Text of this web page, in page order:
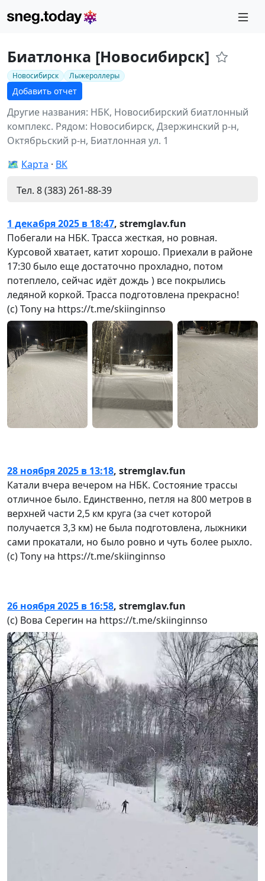
Биатлонка [Новосибирск]
Новосибирск Лыжероллеры
Добавить отчет
Другие названия: НБК, Новосибирский биатлонный
комплекс. Рядом: Новосибирск, Дзержинский р-н,
Октябрьский р-н, Биатлонная ул. 1
🗺️ Карта
ВК
Тел. 8 (383) 261-88-39
1 декабря 2025 в 18:47, stremglav.fun
Побегали на НБК. Трасса жесткая, но ровная.
Курсовой хватает, катит хорошо. Приехали в районе
17:30 было еще достаточно прохладно, потом
потеплело, сейчас идёт дождь ) все покрылись
ледяной коркой. Трасса подготовлена прекрасно!
(с) Tony на https://t.me/skiinginnso
28 ноября 2025 в 13:18, stremglav.fun
Катали вчера вечером на НБК. Состояние трассы
отличное было. Единственно, петля на 800 метров в
верхней части 2,5 км круга (за счет которой
получается 3,3 км) не была подготовлена, лыжники
сами прокатали, но было ровно и чуть более рыхло.
(с) Tony на https://t.me/skiinginnso
26 ноября 2025 в 16:58, stremglav.fun
(с) Вова Серегин на https://t.me/skiinginnso